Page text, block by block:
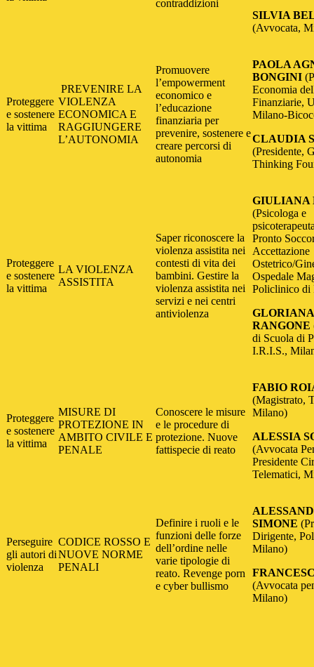
contraddizioni
SILVIA
(Avvocata,
Proteggere
e sostenere
la vittima
PREVENIRE LA
VIOLENZA
ECONOMICA E
RAGGIUNGERE
L’AUTONOMIA
Promuovere
l’empowerment
economico e
l’educazione
finanziaria per
prevenire, sostenere e
creare percorsi di
autonomia
PAOLA
BONGINI
Economia
Finanziarie,
Milano-
CLAUDIA
(Presidente,
Thinking
Proteggere
e sostenere
la vittima
LA VIOLENZA
ASSISTITA
Saper riconoscere la
violenza assistita nei
contesti di vita dei
bambini. Gestire la
violenza assistita nei
servizi e nei centri
antiviolenza
GIULIANA
(Psicologa e
Pronto
Accettazione
Ostetrico/
Ospedale
Policlinico di
GLORIANA
RANGONE
di Scuola di
I.R.I.S.,
Proteggere
e sostenere
la vittima
MISURE DI
PROTEZIONE IN
AMBITO CIVILE E
PENALE
Conoscere le misure
e le procedure di
protezione. Nuove
fattispecie di reato
FABIO
(Magistrato,
Milano)
ALESSIA
(Avvocata
Presidente
Telematici,
Perseguire
gli autori di
violenza
CODICE ROSSO E
NUOVE NORME
PENALI
Definire i ruoli e le
funzioni delle forze
dell’ordine nelle
varie tipologie di
reato. Revenge porn
e cyber bullismo
SIMONE
Dirigente,
Milano)
(Avvocata
Milano)